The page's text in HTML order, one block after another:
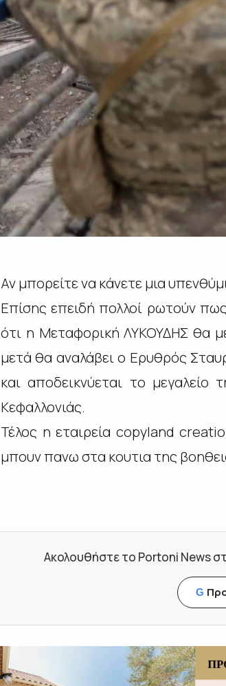
Αν μπορείτε να κάνετε μια
Επίσης επειδή πολλοί ρωτούν
ότι η Μεταφορική ΛΥΚΟΥΔΗΣ θα
μετά θα αναλάβει ο Ερυθρός
και αποδεικνύεται το
Κεφαλλονιάς.
Τέλος η εταιρεία copyland
μπουν πανω στα κουτια της
Ακολουθήστε το Portoni News
G